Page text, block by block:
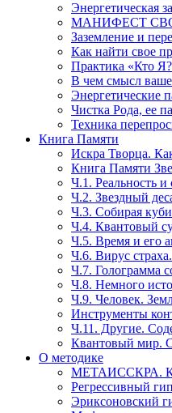
Энергетическая
МАНИФЕСТ
Заземление и
Как найти свое
Практика «Кто
В чем смысл
Энергетические
Чистка Рода, ее
Техника
Книга Памяти
Искра Творца.
Книга Памяти
Ч.1. Реальность
Ч.2. Звездный
Ч.3. Собирая
Ч.4. Квантовый
Ч.5. Время и его
Ч.6. Вирус
Ч.7. Голограмма
Ч.8. Немного
Ч.9. Человек.
Инструменты
Ч.11. Другие.
Квантовый мир.
О методике
МЕТАИССКРА.
Регрессивный
Эриксоновский